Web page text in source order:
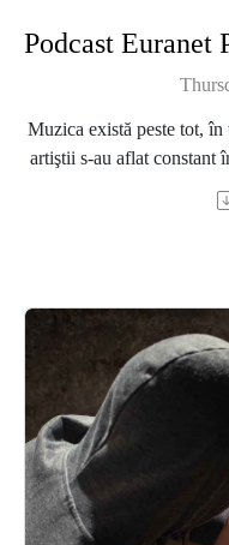
Muzica există peste tot,
artiştii s-au aflat constant
anii 2000, muzicienii
locurile din cluburi
şi revoluţia
dispoziţie o paletă
cunoscuţi şi din
care să-i
La întrebările „Cum este
promovează muzicienii
pentru a sprijini sectorul